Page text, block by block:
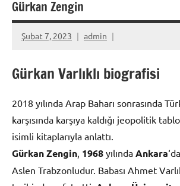
Gürkan Zengin
Şubat 7, 2023 admin
Gürkan Varlıklı biografisi
2018 yılında Arap Baharı sonrasında
karşısında karşıya kaldığı jeopolitik
isimli kitaplarıyla anlattı.
Gürkan Zengin 1968 yılında Ankara
Aslen Trabzonludur. Babası Ahmet